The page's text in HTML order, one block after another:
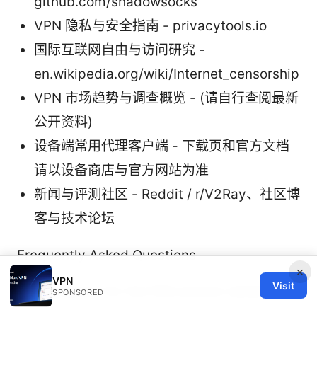
VPN 隐私与安全指南 - privacytools.io
国际互联网自由与访问研究 -
en.wikipedia.org/wiki/Internet_censorship
VPN 市场趋势与调查概览 - (请自行查阅最新
公开资料)
设备端常用代理客户端 - 下载页和官方文档
请以设备商店与官方网站为准
新闻与评测社区 - Reddit / r/V2Ray、社区博
客与技术论坛
Frequently Asked Questions
See above for the FAQ section details.
×
VPN
SPONSORED
Visit